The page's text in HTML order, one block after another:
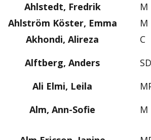
Ahlstedt, Fredrik M
Ahlström Köster, Emma
M
Akhondi, Alireza
C
Alftberg, Anders
SD
Ali Elmi, Leila
Alm, Ann-Sofie
M